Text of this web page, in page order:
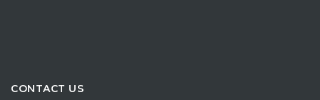
CONTACT US